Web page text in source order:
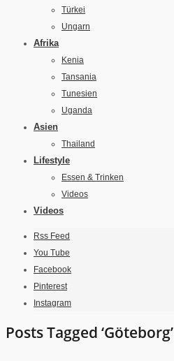
Türkei
Ungarn
Afrika
Kenia
Tansania
Tunesien
Uganda
Asien
Thailand
Lifestyle
Essen & Trinken
Videos
Videos
Rss Feed
You Tube
Facebook
Pinterest
Instagram
Posts Tagged ‘Göteborg’